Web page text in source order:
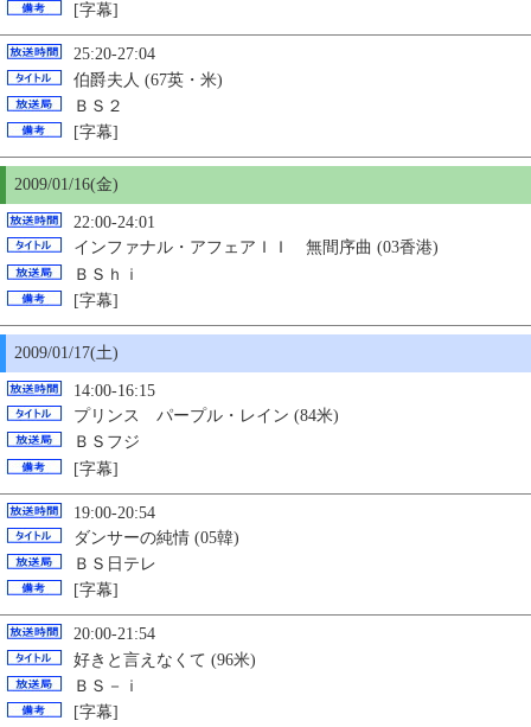
[字幕]
25:20-27:04
伯爵夫人 (67英・米)
ＢＳ２
[字幕]
2009/01/16(金)
22:00-24:01
インファナル・アフェアＩＩ 無間序曲 (03香港)
ＢＳｈｉ
[字幕]
2009/01/17(土)
14:00-16:15
プリンス パープル・レイン (84米)
ＢＳフジ
[字幕]
19:00-20:54
ダンサーの純情 (05韓)
ＢＳ日テレ
[字幕]
20:00-21:54
好きと言えなくて (96米)
ＢＳ－ｉ
[字幕]